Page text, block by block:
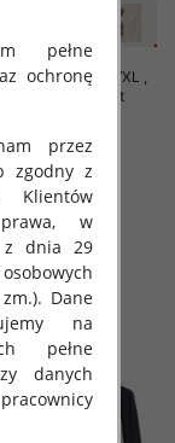
Roz S/M-L/XL ,
Paczka 10 szt
szczegóły
pełne
ochronę
przez
zgodny z
Klientów
w
z dnia 29
Dane
na
pełne
danych